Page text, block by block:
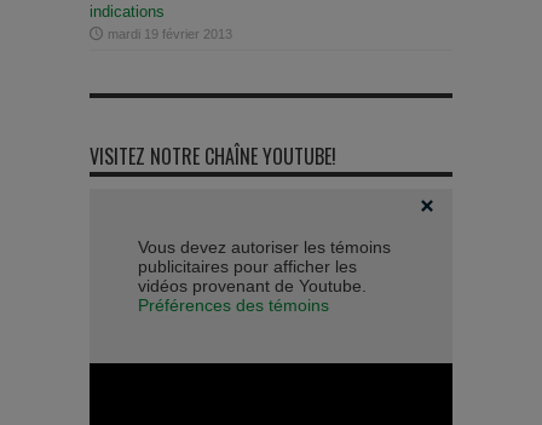
indications
mardi 19 février 2013
VISITEZ NOTRE CHAÎNE YOUTUBE!
Vous devez autoriser les témoins
publicitaires pour afficher les
vidéos provenant de Youtube.
Préférences des témoins